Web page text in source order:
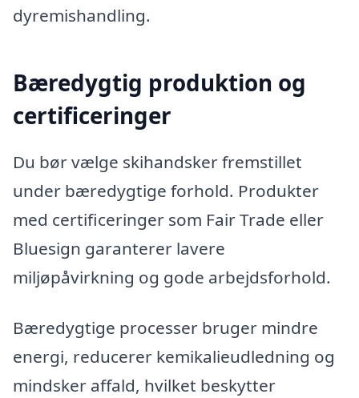
dyremishandling.
Bæredygtig produktion og
certificeringer
Du bør vælge skihandsker fremstillet
under bæredygtige forhold. Produkter
med certificeringer som Fair Trade eller
Bluesign garanterer lavere
miljøpåvirkning og gode arbejdsforhold.
Bæredygtige processer bruger mindre
energi, reducerer kemikalieudledning og
mindsker affald, hvilket beskytter